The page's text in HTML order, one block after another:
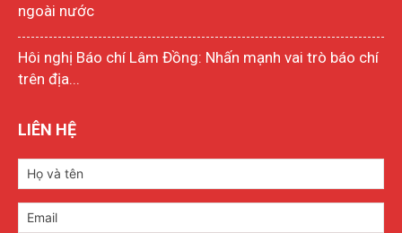
ngoài nước
Hôi nghị Báo chí Lâm Đồng: Nhấn mạnh vai trò báo chí
trên địa...
LIÊN HỆ